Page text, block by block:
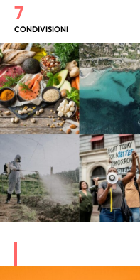
7
CONDIVISIONI